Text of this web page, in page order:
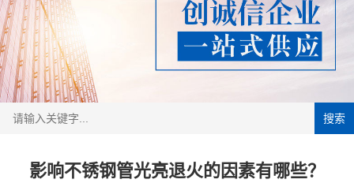
搜索
影响不锈钢管光亮退火的因素有哪些？